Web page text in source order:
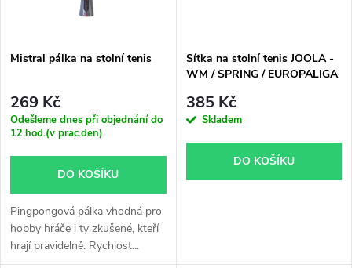
Mistral pálka na stolní tenis
269 Kč
Odešleme dnes při objednání do
12.hod.(v prac.den)
DO KOŠÍKU
Pingpongová pálka vhodná pro
hobby hráče i ty zkušené, kteří
hrají pravidelně. Rychlost...
Síťka na stolní tenis JOOLA -
WM / SPRING / EUROPALIGA
385 Kč
Skladem
DO KOŠÍKU